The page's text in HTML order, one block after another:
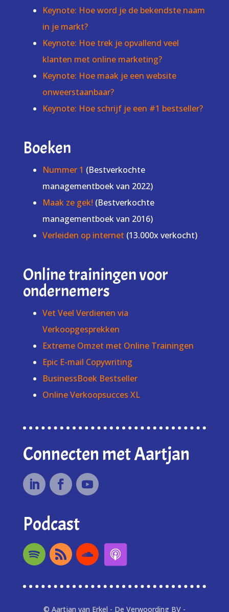
Keynote: Hoe word je de bekendste naam
in je markt?
Keynote: Hoe trek je opvallend veel
klanten met online marketing?
Keynote: Hoe maak je een website
onweerstaanbaar?
Keynote: Hoe schrijf je een #1 bestseller?
Boeken
Nummer 1 (Bestverkochte
managementboek van 2022)
Maak ze gek! (Bestverkochte
managementboek van 2016)
Verleiden op internet (13.000x verkocht)
Online trainingen voor
ondernemers
Vet Veel Verdienen via
Verkoopgesprekken
Extreme Omzet met Online Trainingen
Epic E-mail Copywriting
BusinessBoek Bestseller
Online Verkoopsucces XL
Connecten met Aartjan
Podcast
© Aartjan van Erkel - De Verwoording BV -